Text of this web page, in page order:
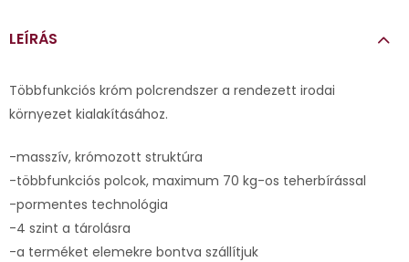
LEÍRÁS
Többfunkciós króm polcrendszer a rendezett irodai
környezet kialakításához.
-masszív, krómozott struktúra
-többfunkciós polcok, maximum 70 kg-os teherbírással
-pormentes technológia
-4 szint a tárolásra
-a terméket elemekre bontva szállítjuk